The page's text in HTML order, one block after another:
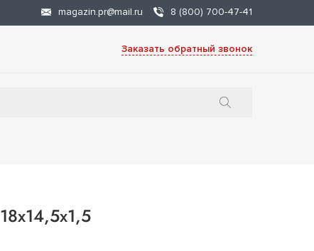
magazin.pr@mail.ru 8 (800) 700-47-41
Заказать обратный звонок